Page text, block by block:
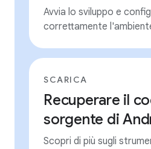
Avvia lo sviluppo e
correttamente
SCARICA
Recuperare il
sorgente di
Scopri di più sugli